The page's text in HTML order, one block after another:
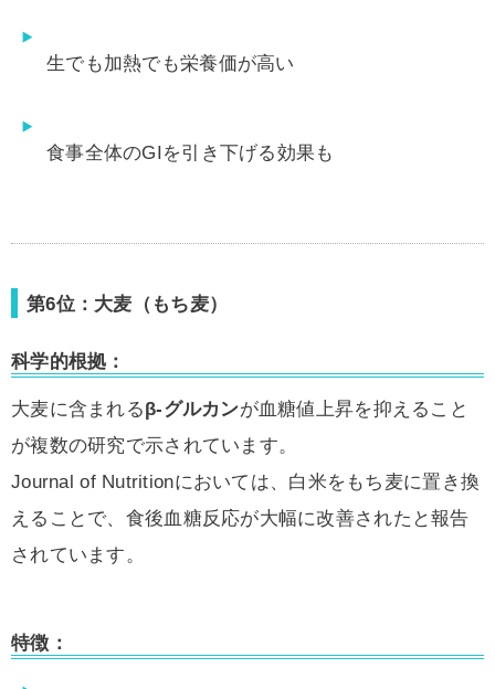
生でも加熱でも栄養価が高い
食事全体のGIを引き下げる効果も
第6位：大麦（もち麦）
科学的根拠：
大麦に含まれるβ-グルカンが血糖値上昇を抑えること
が複数の研究で示されています。
Journal of Nutritionにおいては、白米をもち麦に置き換
えることで、食後血糖反応が大幅に改善されたと報告
されています。
特徴：